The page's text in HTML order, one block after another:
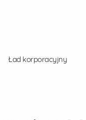
Ład korporacyjny